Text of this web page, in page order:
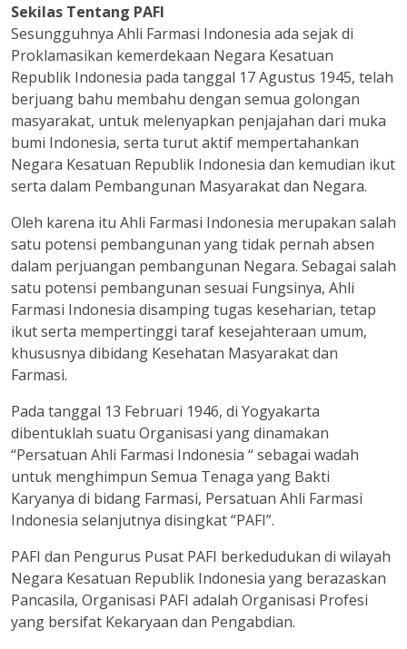
Sekilas Tentang PAFI
Sesungguhnya Ahli Farmasi Indonesia ada sejak di
Proklamasikan kemerdekaan Negara Kesatuan
Republik Indonesia pada tanggal 17 Agustus 1945, telah
berjuang bahu membahu dengan semua golongan
masyarakat, untuk melenyapkan penjajahan dari muka
bumi Indonesia, serta turut aktif mempertahankan
Negara Kesatuan Republik Indonesia dan kemudian ikut
serta dalam Pembangunan Masyarakat dan Negara.
Oleh karena itu Ahli Farmasi Indonesia merupakan salah
satu potensi pembangunan yang tidak pernah absen
dalam perjuangan pembangunan Negara. Sebagai salah
satu potensi pembangunan sesuai Fungsinya, Ahli
Farmasi Indonesia disamping tugas keseharian, tetap
ikut serta mempertinggi taraf kesejahteraan umum,
khususnya dibidang Kesehatan Masyarakat dan
Farmasi.
Pada tanggal 13 Februari 1946, di Yogyakarta
dibentuklah suatu Organisasi yang dinamakan
“Persatuan Ahli Farmasi Indonesia “ sebagai wadah
untuk menghimpun Semua Tenaga yang Bakti
Karyanya di bidang Farmasi, Persatuan Ahli Farmasi
Indonesia selanjutnya disingkat “PAFI”.
PAFI dan Pengurus Pusat PAFI berkedudukan di wilayah
Negara Kesatuan Republik Indonesia yang berazaskan
Pancasila, Organisasi PAFI adalah Organisasi Profesi
yang bersifat Kekaryaan dan Pengabdian.